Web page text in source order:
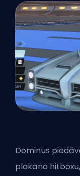
Dominus
plakano